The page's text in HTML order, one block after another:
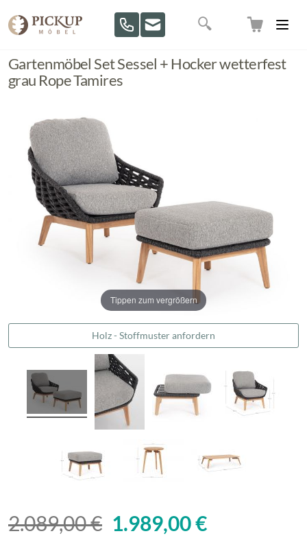
Suche
Gartenmöbel Set Sessel + Hocker wetterfest
grau Rope Tamires
Tippen zum vergrößern
Holz - Stoffmuster anfordern
2.089,00 € 1.989,00 €